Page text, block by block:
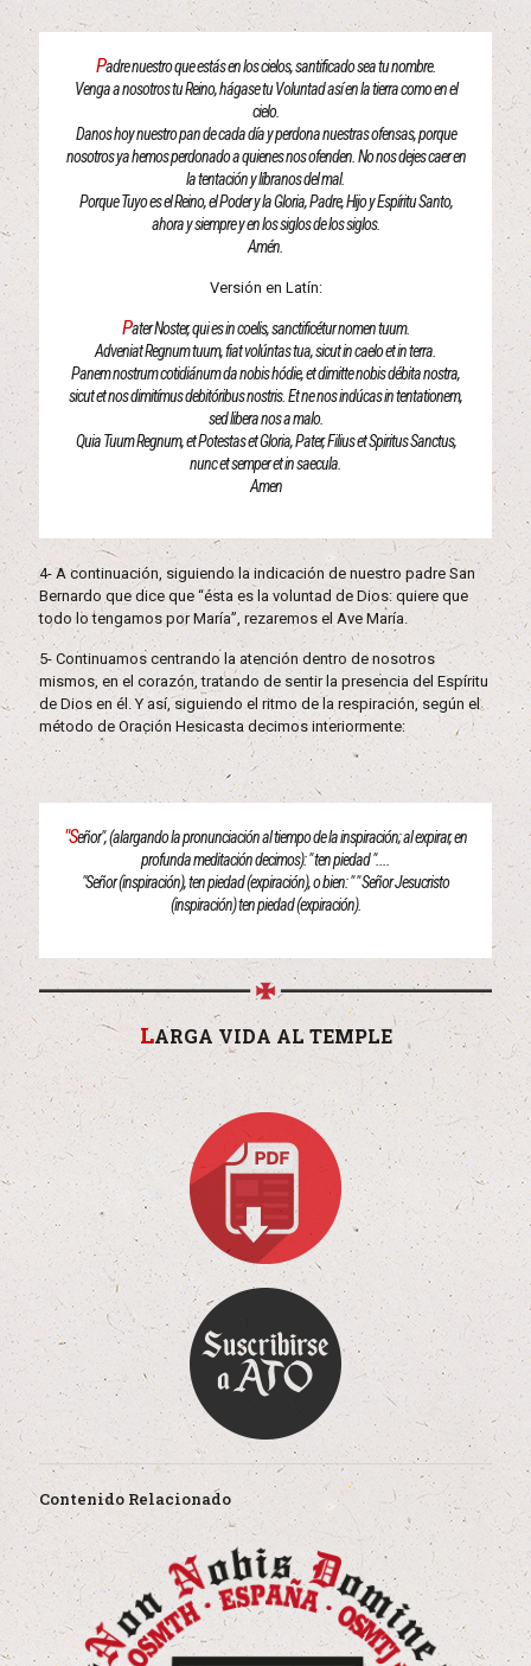
Padre nuestro que estás en los cielos, santificado sea tu nombre.
Venga a nosotros tu Reino, hágase tu Voluntad así en la tierra como en el
cielo.
Danos hoy nuestro pan de cada día y perdona nuestras ofensas, porque
nosotros ya hemos perdonado a quienes nos ofenden. No nos dejes caer en
la tentación y líbranos del mal.
Porque Tuyo es el Reino, el Poder y la Gloria, Padre, Hijo y Espíritu Santo,
ahora y siempre y en los siglos de los siglos.
Amén.
Versión en Latín:
Pater Noster, qui es in coelis, sanctificétur nomen tuum.
Adveniat Regnum tuum, fiat volúntas tua, sicut in caelo et in terra.
Panem nostrum cotidiánum da nobis hódie, et dimitte nobis débita nostra,
sicut et nos dimitímus debitóribus nostris. Et ne nos indúcas in tentationem,
sed libera nos a malo.
Quia Tuum Regnum, et Potestas et Gloria, Pater, Filius et Spiritus Sanctus,
nunc et semper et in saecula.
Amen
4- A continuación, siguiendo la indicación de nuestro padre San
Bernardo que dice que “ésta es la voluntad de Dios: quiere que
todo lo tengamos por María”, rezaremos el Ave María.
5- Continuamos centrando la atención dentro de nosotros
mismos, en el corazón, tratando de sentir la presencia del Espíritu
de Dios en él. Y así, siguiendo el ritmo de la respiración, según el
método de Oración Hesicasta decimos interiormente:
"Señor", (alargando la pronunciación al tiempo de la inspiración; al expirar, en
profunda meditación decimos): " ten piedad "....
"Señor (inspiración), ten piedad (expiración), o bien: " " Señor Jesucristo
(inspiración) ten piedad (expiración).
LARGA VIDA AL TEMPLE
Contenido Relacionado